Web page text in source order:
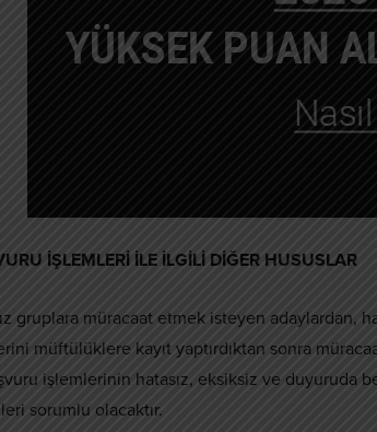
İŞLEMLERİ İLE İLGİLİ DİĞER HUSUSLAR
gruplara müracaat etmek isteyen adaylardan,
müftülüklere kayıt yaptırdıktan sonra
işlemlerinin hatasız, eksiksiz ve duyuruda
sorumlu olacaktır.